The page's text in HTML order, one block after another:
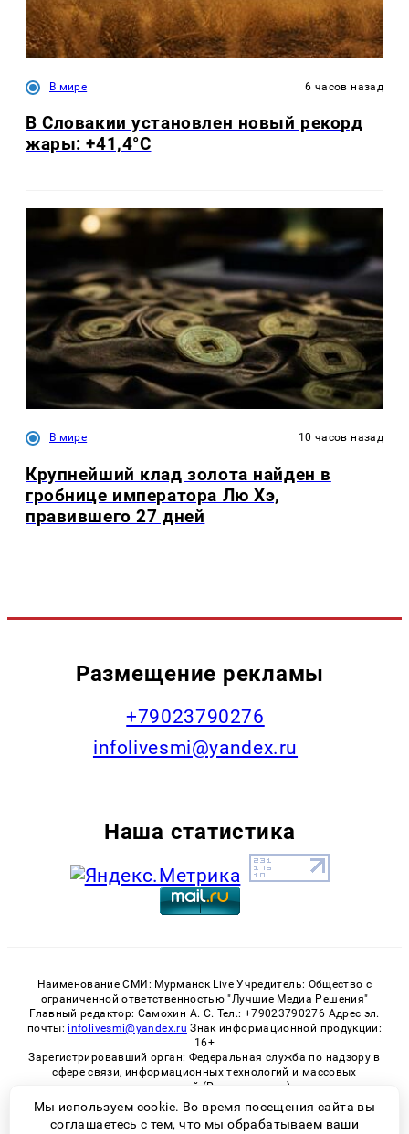
В мире 6 часов назад
В Словакии установлен новый рекорд
жары: +41,4°С
В мире 10 часов назад
Крупнейший клад золота найден в
гробнице императора Лю Хэ,
правившего 27 дней
Размещение рекламы
+79023790276
infolivesmi@yandex.ru
Наша статистика
Наименование СМИ: Мурманск Live Учредитель: Общество с
ограниченной ответственностью "Лучшие Медиа Решения"
Главный редактор: Самохин А. С. Тел.: +79023790276 Адрес эл.
почты: infolivesmi@yandex.ru Знак информационной продукции:
16+
Зарегистрировавший орган: Федеральная служба по надзору в
сфере связи, информационных технологий и массовых
коммуникаций (Роскомнадзор)
Регистрационный номер СМИ ЭЛ № ФС 77 - 82534 от 21.01.2022
Мы используем cookie. Во время посещения сайта вы
соглашаетесь с тем, что мы обрабатываем ваши